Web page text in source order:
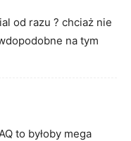
od razu ? chciaż nie
na tym
to byłoby mega